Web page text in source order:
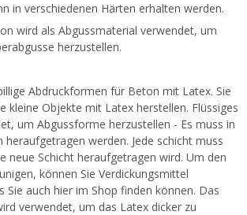
in verschiedenen Härten erhalten werden.
wird als Abgussmaterial verwendet, um
herzustellen.
Abdruckformen für Beton mit Latex. Sie
kleine Objekte mit Latex herstellen. Flüssiges
um Abgussforme herzustellen - Es muss in
heraufgetragen werden. Jede schicht muss
neue Schicht heraufgetragen wird. Um den
können Sie Verdickungsmittel
Sie auch hier im Shop finden können. Das
verwendet, um das Latex dicker zu